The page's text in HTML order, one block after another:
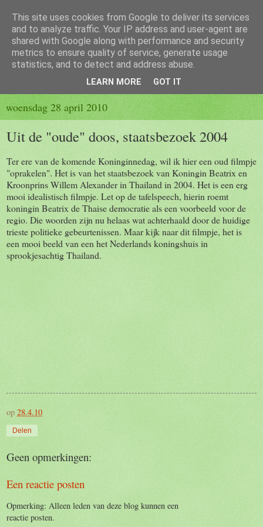
Hondje(s) van de bakker
Op deze website schrijven de hondjes van de bakker hun avonturen.
Neem niet alles even serieus! Het leven is een lachertje, toch?
woensdag 28 april 2010
Uit de "oude" doos, staatsbezoek 2004
Ter ere van de komende Koninginnedag, wil ik hier een oud filmpje
"oprakelen". Het is van het staatsbezoek van Koningin Beatrix en
Kroonprins Willem Alexander in Thailand in 2004. Het is een erg
mooi idealistisch filmpje. Let op de tafelspeech, hierin roemt
koningin Beatrix de Thaise democratie als een voorbeeld voor de
regio. Die woorden zijn nu helaas wat achterhaald door de huidige
trieste politieke gebeurtenissen. Maar kijk naar dit filmpje, het is
een mooi beeld van een het Nederlands koningshuis in
sprookjesachtig Thailand.
op 28.4.10
Delen
Geen opmerkingen:
Een reactie posten
Opmerking: Alleen leden van deze blog kunnen een
reactie posten.
This site uses cookies from Google to deliver its services
and to analyze traffic. Your IP address and user-agent are
shared with Google along with performance and security
metrics to ensure quality of service, generate usage
statistics, and to detect and address abuse.
LEARN MORE GOT IT